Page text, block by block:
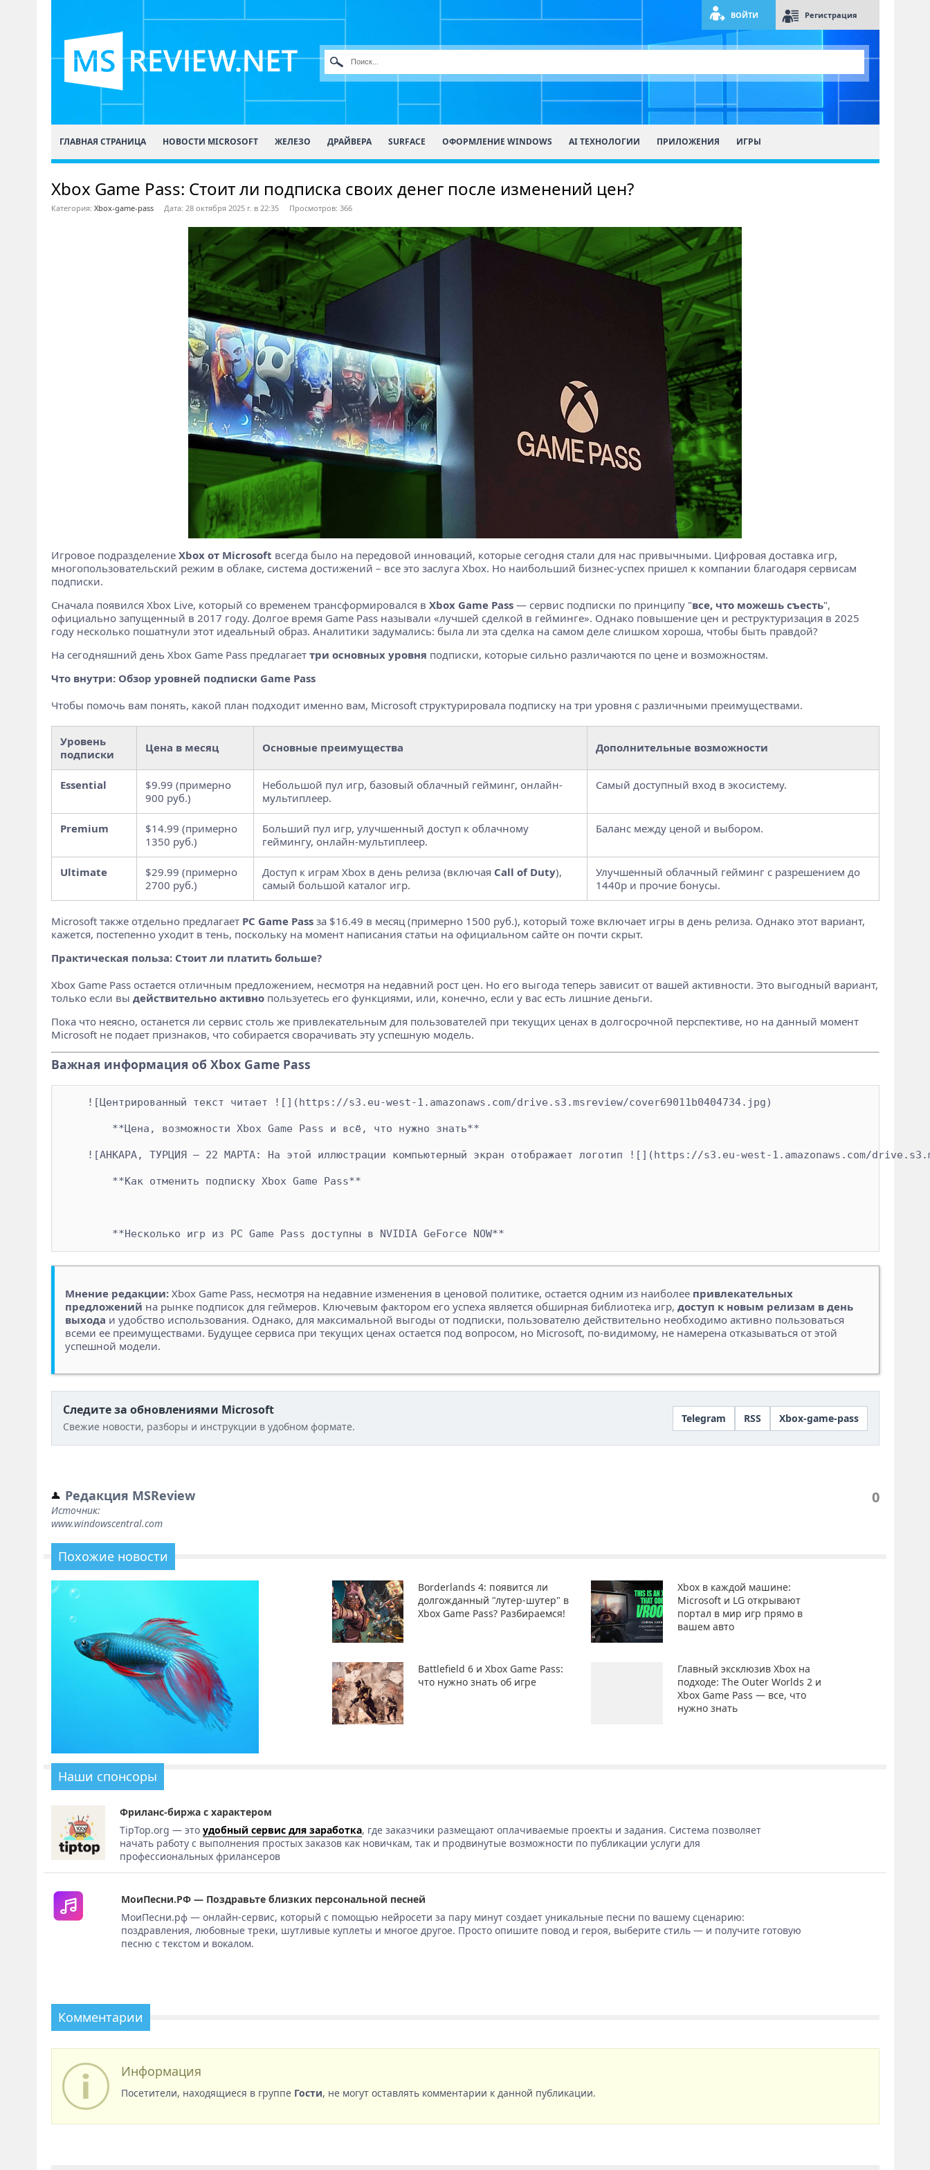
ВОЙТИ Регистрация
ГЛАВНАЯ СТРАНИЦА НОВОСТИ MICROSOFT ЖЕЛЕЗО ДРАЙВЕРА SURFACE ОФОРМЛЕНИЕ WINDOWS AI ТЕХНОЛОГИИ ПРИЛОЖЕНИЯ ИГРЫ
Xbox Game Pass: Стоит ли подписка своих денег после изменений цен?
Категория: Xbox-game-pass Дата: 28 октября 2025 г. в 22:35 Просмотров: 366
Игровое подразделение Xbox от Microsoft всегда было на передовой инноваций, которые сегодня стали для нас привычными. Цифровая доставка игр,
многопользовательский режим в облаке, система достижений – все это заслуга Xbox. Но наибольший бизнес-успех пришел к компании благодаря сервисам
подписки.
Сначала появился Xbox Live, который со временем трансформировался в Xbox Game Pass— сервис подписки по принципу "все, что можешь съесть",
официально запущенный в 2017 году. Долгое время Game Pass называли «лучшей сделкой в гейминге». Однако повышение цен и реструктуризация в 2025
году несколько пошатнули этот идеальный образ. Аналитики задумались: была ли эта сделка на самом деле слишком хороша, чтобы быть правдой?
На сегодняшний день Xbox Game Pass предлагает три основных уровня подписки, которые сильно различаются по цене и возможностям.
Что внутри: Обзор уровней подписки Game Pass
Чтобы помочь вам понять, какой план подходит именно вам, Microsoft структурировала подписку на три уровня с различными преимуществами.
Уровень
подписки
Цена в месяц Основные преимущества Дополнительные возможности
Essential
$9.99 (примерно
900 руб.)
Небольшой пул игр, базовый облачный гейминг, онлайн-
мультиплеер.
Самый доступный вход в экосистему.
Premium
$14.99 (примерно
1350 руб.)
Больший пул игр, улучшенный доступ к облачному
геймингу, онлайн-мультиплеер.
Баланс между ценой и выбором.
Ultimate
$29.99 (примерно
2700 руб.)
Доступ к играм Xbox в день релиза (включая Call of Duty),
самый большой каталог игр.
Улучшенный облачный гейминг с разрешением до
1440p и прочие бонусы.
Microsoft также отдельно предлагает PC Game Passза $16.49 в месяц (примерно 1500 руб.), который тоже включает игры в день релиза. Однако этот вариант,
кажется, постепенно уходит в тень, поскольку на момент написания статьи на официальном сайте он почти скрыт.
Практическая польза: Стоит ли платить больше?
Xbox Game Pass остается отличным предложением, несмотря на недавний рост цен. Но его выгода теперь зависит от вашей активности. Это выгодный вариант,
только если вы действительно активнопользуетесь его функциями, или, конечно, если у вас есть лишние деньги.
Пока что неясно, останется ли сервис столь же привлекательным для пользователей при текущих ценах в долгосрочной перспективе, но на данный момент
Microsoft не подает признаков, что собирается сворачивать эту успешную модель.
Важная информация об Xbox Game Pass
    ![Центрированный текст читает ![](https://s3.eu-west-1.amazonaws.com/drive.s3.msreview/cover69011b0404734.jpg)
        **Цена, возможности Xbox Game Pass и всё, что нужно знать**
![АНКАРА, ТУРЦИЯ — 22 МАРТА: На этой иллюстрации компьютерный экран отображает логотип ![](https://s3.eu-west-1.amazonaws.com/
        **Как отменить подписку Xbox Game Pass**
Мнение редакции:Xbox Game Pass, несмотря на недавние изменения в ценовой политике, остается одним из наиболее привлекательных
предложений на рынке подписок для геймеров. Ключевым фактором его успеха является обширная библиотека игр, доступ к новым релизам в день
выхода и удобство использования. Однако, для максимальной выгоды от подписки, пользователю действительно необходимо активно пользоваться
всеми ее преимуществами. Будущее сервиса при текущих ценах остается под вопросом, но Microsoft, по-видимому, не намерена отказываться от этой
успешной модели.
Следите за обновлениями Microsoft
Свежие новости, разборы и инструкции в удобном формате.
Telegram RSS Xbox-game-pass
Редакция MSReview
Источник:
www.windowscentral.com
0
Похожие новости
Borderlands 4: появится ли
долгожданный "лутер-шутер" в
Xbox Game Pass? Разбираемся!
Xbox в каждой машине:
Microsoft и LG открывают
портал в мир игр прямо в
вашем авто
Battlefield 6 и Xbox Game Pass:
что нужно знать об игре
Главный эксклюзив Xbox на
подходе: The Outer Worlds 2 и
Xbox Game Pass — все, что
нужно знать
Наши спонсоры
Фриланс-биржа с характером
TipTop.org — этоудобный сервис для заработка, где заказчики размещают оплачиваемые проекты и задания. Система позволяет
начать работу с выполнения простых заказов как новичкам, так и продвинутые возможности по публикации услуги для
профессиональных фрилансеров
МоиПесни.РФ — Поздравьте близких персональной песней
МоиПесни.рф — онлайн-сервис, который с помощью нейросети за пару минут создает уникальные песни по вашему сценарию:
поздравления, любовные треки, шутливые куплеты и многое другое. Просто опишите повод и героя, выберите стиль — и получите готовую
песню с текстом и вокалом.
Комментарии
Информация
Посетители, находящиеся в группе Гости, не могут оставлять комментарии к данной публикации.